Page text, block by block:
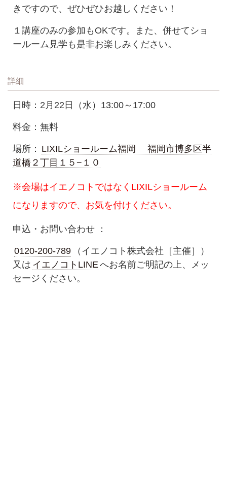
きですので、ぜひぜひお越しください！
１講座のみの参加もOKです。また、併せてショ
ールーム見学も是非お楽しみください。
詳細
日時：2月22日（水）13:00～17:00
料金：無料
場所： LIXILショールーム福岡 福岡市博多区半
道橋２丁目１５−１０
※会場はイエノコトではなくLIXILショールーム
になりますので、お気を付けください。
申込・お問い合わせ ：
0120-200-789
（イエノコト株式会社［主催］）
又は イエノコトLINEへお名前ご明記の上、メッ
セージください。